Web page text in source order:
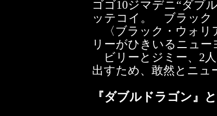
ゴゴ10ジマデニ“ダブ
ッテコイ。 ブラック
〈ブラック・ウォリ
リーがひきいるニュ
ビリーとジミー、2
出すため、敢然とニュ
『ダブルドラゴン』